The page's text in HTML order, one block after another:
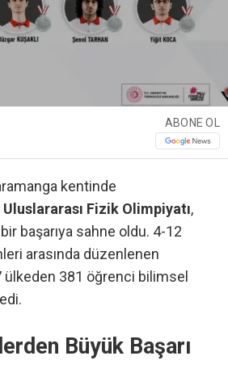
ABONE OL
kentinde
Uluslararası Fizik Olimpiyatı,
başarıya sahne oldu. 4-12
arasında düzenlenen
ülkeden 381 öğrenci bilimsel
Büyük Başarı